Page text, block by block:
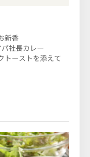
新香
社長カレー
トーストを添えて